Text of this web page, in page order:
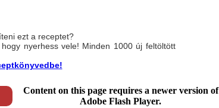
ezt a receptet?
nyerhess vele! Minden 1000 új feltöltött
Content on this page requires a newer version of
Adobe Flash Player.